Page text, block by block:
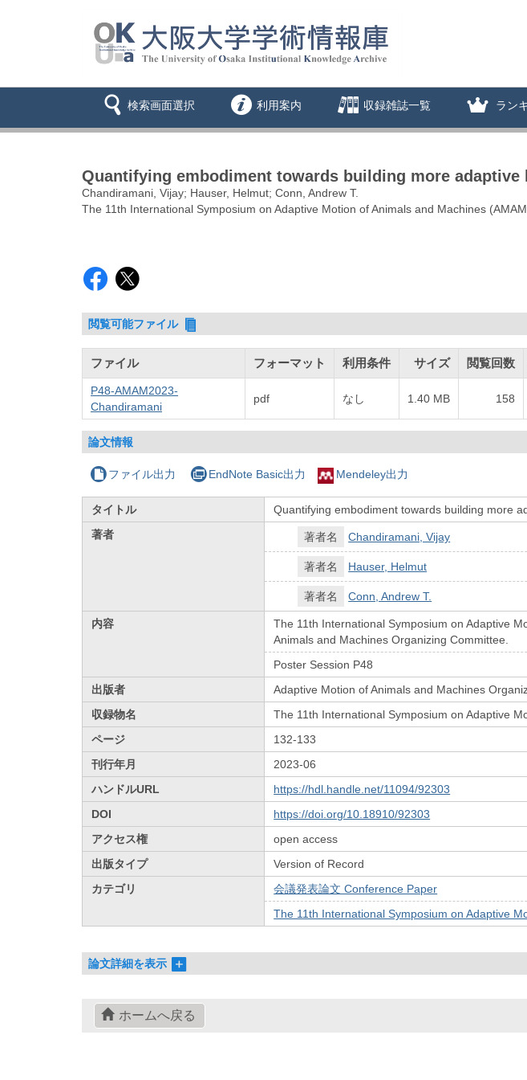
検索画面選択 利用案内 収録雑誌一覧 ラン
Quantifying embodiment towards building more adaptive
Chandiramani, Vijay; Hauser, Helmut; Conn, Andrew T.
The 11th International Symposium on Adaptive Motion of Animals and Machines
閲覧可能ファイル
ファイル フォーマット 利用条件 サイズ 閲覧回数
P48-AMAM2023-
Chandiramani
pdf なし 1.40 MB 158
論文情報
ファイル出力 EndNote Basic出力 Mendeley出力
タイトル
Quantifying embodiment towards building more
著者
著者名 Chandiramani, Vijay
著者名 Hauser, Helmut
著者名 Conn, Andrew T.
内容
The 11th International Symposium on Adaptive
Animals and Machines Organizing Committee.
Poster Session P48
出版者
Adaptive Motion of Animals and Machines
収録物名
The 11th International Symposium on Adaptive
ページ
132-133
刊行年月
2023-06
ハンドルURL
https://hdl.handle.net/11094/92303
DOI
https://doi.org/10.18910/92303
アクセス権
open access
出版タイプ
Version of Record
カテゴリ
会議発表論文 Conference Paper
The 11th International Symposium on Adaptive
論文詳細を表示
ホームへ戻る